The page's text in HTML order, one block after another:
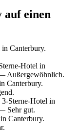
auf einen
Canterbury.
Hotel in
Außergewöhnlich.
Canterbury.
Sterne-Hotel in
Sehr gut.
Canterbury.